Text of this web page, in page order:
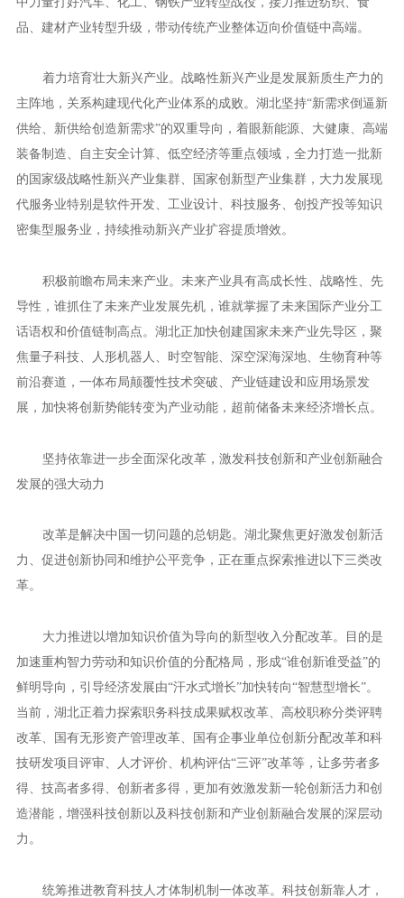
品、建材产业转型升级，带动传统产业整体迈向价值链中高端。
着力培育壮大新兴产业。战略性新兴产业是发展新质生产力的
主阵地，关系构建现代化产业体系的成败。湖北坚持“新需求倒逼新
供给、新供给创造新需求”的双重导向，着眼新能源、大健康、高端
装备制造、自主安全计算、低空经济等重点领域，全力打造一批新
的国家级战略性新兴产业集群、国家创新型产业集群，大力发展现
代服务业特别是软件开发、工业设计、科技服务、创投产投等知识
密集型服务业，持续推动新兴产业扩容提质增效。
积极前瞻布局未来产业。未来产业具有高成长性、战略性、先
导性，谁抓住了未来产业发展先机，谁就掌握了未来国际产业分工
话语权和价值链制高点。湖北正加快创建国家未来产业先导区，聚
焦量子科技、人形机器人、时空智能、深空深海深地、生物育种等
前沿赛道，一体布局颠覆性技术突破、产业链建设和应用场景发
展，加快将创新势能转变为产业动能，超前储备未来经济增长点。
坚持依靠进一步全面深化改革，激发科技创新和产业创新融合
发展的强大动力
改革是解决中国一切问题的总钥匙。湖北聚焦更好激发创新活
力、促进创新协同和维护公平竞争，正在重点探索推进以下三类改
革。
大力推进以增加知识价值为导向的新型收入分配改革。目的是
加速重构智力劳动和知识价值的分配格局，形成“谁创新谁受益”的
鲜明导向，引导经济发展由“汗水式增长”加快转向“智慧型增长”。
当前，湖北正着力探索职务科技成果赋权改革、高校职称分类评聘
改革、国有无形资产管理改革、国有企事业单位创新分配改革和科
技研发项目评审、人才评价、机构评估“三评”改革等，让多劳者多
得、技高者多得、创新者多得，更加有效激发新一轮创新活力和创
造潜能，增强科技创新以及科技创新和产业创新融合发展的深层动
力。
统筹推进教育科技人才体制机制一体改革。科技创新靠人才，